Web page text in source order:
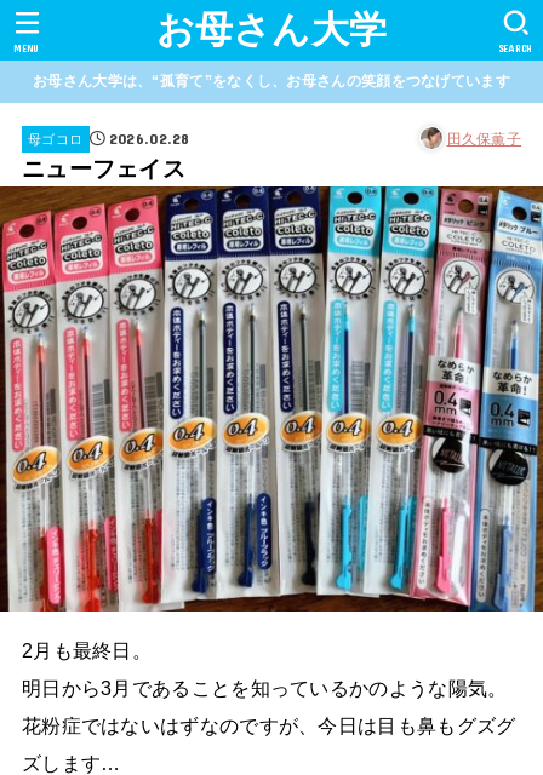
お母さん大学 SEARCH
MENU
お母さん大学は、“孤育て”をなくし、お母さんの笑顔をつなげています
母ゴコロ 2026.02.28 田久保薫子
ニューフェイス
2月も最終日。
明日から3月であることを知っているかのような陽気。
花粉症ではないはずなのですが、今日は目も鼻もグズグ
ズします…